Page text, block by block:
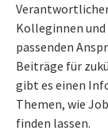
Kolleginnen
passenden
Beiträge für
gibt es einen
Themen, wie
finden lassen.